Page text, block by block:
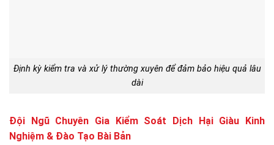
Định kỳ kiểm tra và xử lý thường xuyên để đảm bảo hiệu quả lâu
dài
Đội Ngũ Chuyên Gia Kiểm Soát Dịch Hại Giàu Kinh
Nghiệm & Đào Tạo Bài Bản